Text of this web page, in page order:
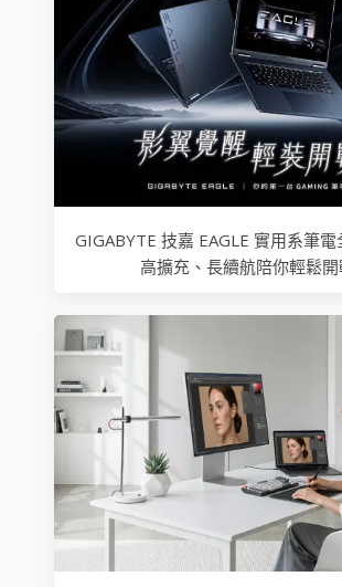
GIGABYTE 技嘉 EAGLE 實用系筆電
高擴充、長續航陪你輕鬆開